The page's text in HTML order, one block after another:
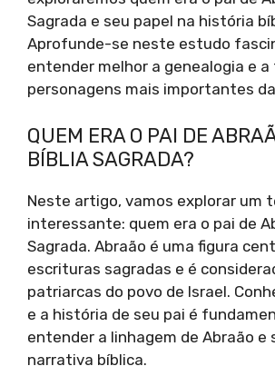
Sagrada e seu papel na história
Aprofunde-se neste estudo
entender melhor a genealogia e a
personagens mais importantes da
QUEM ERA O PAI DE
BÍBLIA SAGRADA?
Neste artigo, vamos explorar um
interessante: quem era o pai de
Sagrada. Abraão é uma figura
escrituras sagradas e é
patriarcas do povo de Israel.
e a história de seu pai é
entender a linhagem de Abraão e
narrativa bíblica.